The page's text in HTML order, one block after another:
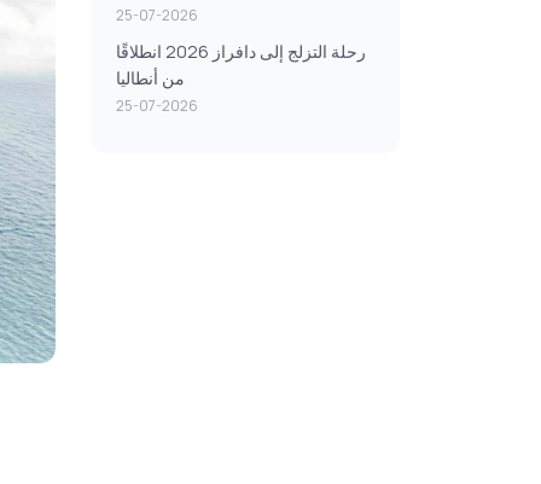
25-07-2026
رحلة التزلج إلى دافراز 2026 انطلاقًا
من أنطاليا
25-07-2026